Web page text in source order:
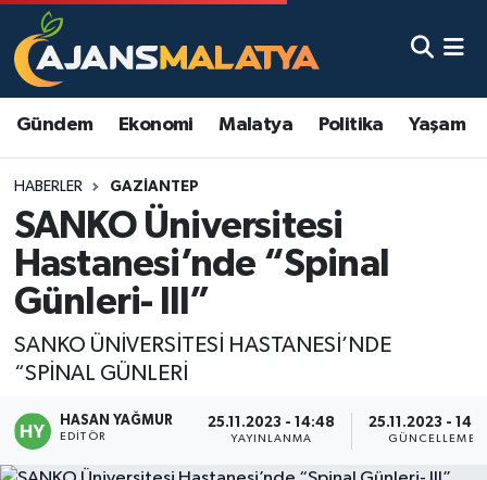
Gündem Ekonomi Malatya Politika Yaşam
HABERLER GAZIANTEP
SANKO Üniversitesi
Hastanesi’nde “Spinal
Günleri- III”
SANKO ÜNİVERSİTESİ HASTANESİ’NDE
“SPİNAL GÜNLERİ
HASAN YAĞMUR
EDITÖR
25.11.2023 - 14:48
YAYINLANMA
25.11.2023 -
GÜNCELLEME
Asayiş
Eğitim
Ekonomi
Gündem
Kültür & Sanat
Magazin
Malatya Nöbetçi Eczaneler
Malatya Namaz Vakitleri
Malatya Trafik Yoğunluk Haritası
TFF 3.Lig 2.Grup Puan Durumu ve Fikstür
Tüm Manşetler
Son Dakika Haberleri
Haber Arşivi